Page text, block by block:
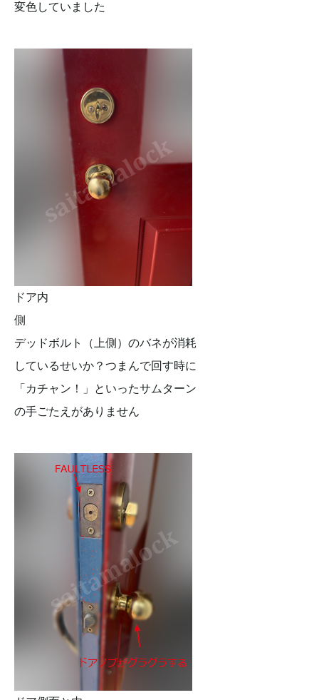
変色していました
ドア内
側
デッドボルト（上側）のバネが消耗
しているせいか？つまんで回す時に
「カチャン！」といったサムターン
の手ごたえがありません